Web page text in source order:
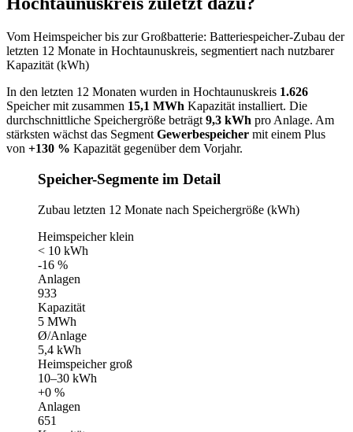
Vom Heimspeicher bis zur Großbatterie: Batteriespeicher-Zubau der
letzten 12 Monate in Hochtaunuskreis, segmentiert nach nutzbarer
Kapazität (kWh)
In den letzten 12 Monaten wurden in Hochtaunuskreis 1.626
Speicher mit zusammen 15,1 MWh Kapazität installiert. Die
durchschnittliche Speichergröße beträgt 9,3 kWh pro Anlage. Am
stärksten wächst das Segment Gewerbespeicher mit einem Plus
von +130 % Kapazität gegenüber dem Vorjahr.
Speicher-Segmente im Detail
Zubau letzten 12 Monate nach Speichergröße (kWh)
Heimspeicher klein
< 10 kWh
-16 %
Anlagen
933
Kapazität
5 MWh
Ø/Anlage
5,4 kWh
Heimspeicher groß
10–30 kWh
+0 %
Anlagen
651